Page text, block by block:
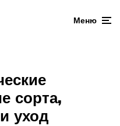
Меню
сорта,
уход